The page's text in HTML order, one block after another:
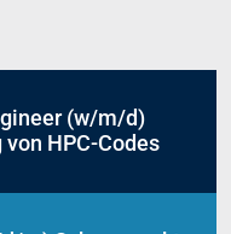
(w/m/d)
HPC-Codes